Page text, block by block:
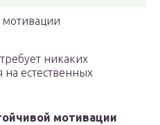
никаких
на естественных
мотивации